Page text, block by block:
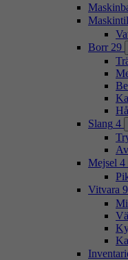
Borr 29
Slang 4
Mejsel 4
Vitvara 9